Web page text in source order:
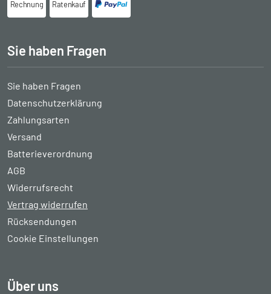
Rechnung Ratenkauf
Sie haben Fragen
Sie haben Fragen
Datenschutzerklärung
Zahlungsarten
Versand
Batterieverordnung
AGB
Widerrufsrecht
Vertrag widerrufen
Rücksendungen
Cookie Einstellungen
Über uns